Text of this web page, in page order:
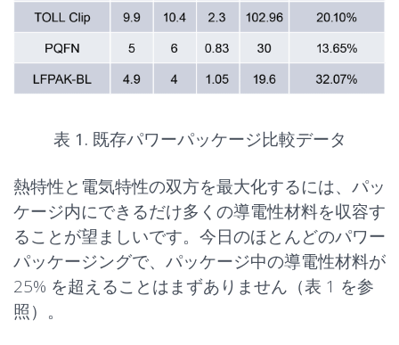
表 1. 既存パワーパッケージ比較データ
熱特性と電気特性の双方を最大化するには、パッ
ケージ内にできるだけ多くの導電性材料を収容す
ることが望ましいです。今日のほとんどのパワー
パッケージングで、パッケージ中の導電性材料が
25% を超えることはまずありません（表 1 を参
照）。